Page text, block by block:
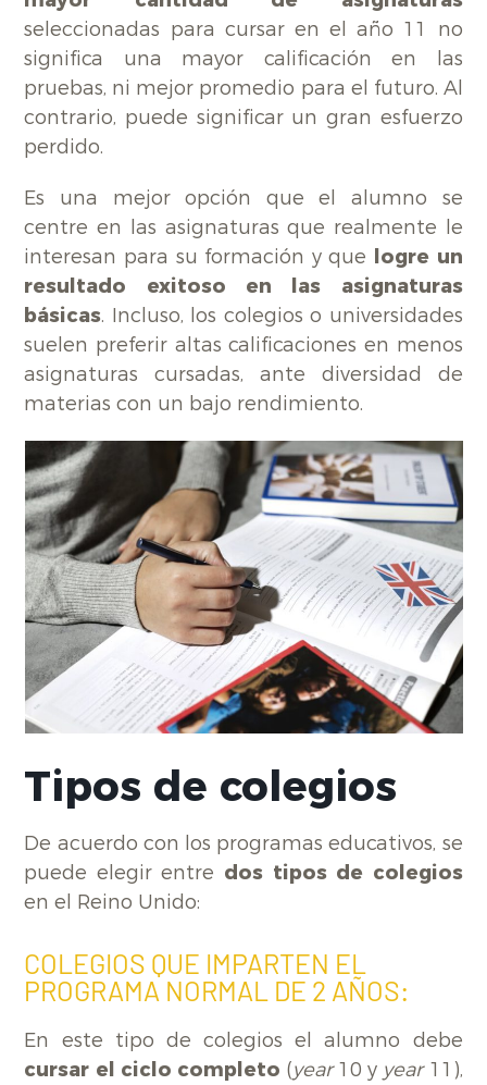
seleccionadas para cursar en el año 11 no
significa una mayor calificación en las
pruebas, ni mejor promedio para el futuro. Al
contrario, puede significar un gran esfuerzo
perdido.
Es una mejor opción que el alumno se
centre en las asignaturas que realmente le
interesan para su formación y que
logre un
resultado exitoso en las asignaturas
básicas. Incluso, los colegios o universidades
suelen preferir altas calificaciones en menos
asignaturas cursadas, ante diversidad de
materias con un bajo rendimiento.
Tipos de colegios
De acuerdo con los programas educativos, se
puede elegir entre dos tipos de colegios
en el Reino Unido:
COLEGIOS QUE IMPARTEN EL
PROGRAMA NORMAL DE 2 AÑOS:
En este tipo de colegios el alumno debe
cursar el ciclo completo (year10 y year11),